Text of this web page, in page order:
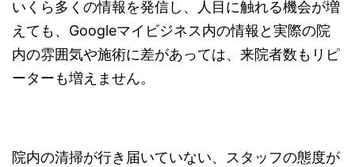
いくら多くの情報を発信し、人目に触れる機会が増
えても、Googleマイビジネス内の情報と実際の院
内の雰囲気や施術に差があっては、来院者数もリピ
ーターも増えません。
院内の清掃が行き届いていない、スタッフの態度が